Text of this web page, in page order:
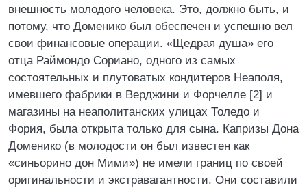
внешность молодого человека. Это, должно быть, и
потому, что Доменико был обеспечен и успешно вел
свои финансовые операции. «Щедрая душа» его
отца Раймондо Сориано, одного из самых
состоятельных и плутоватых кондитеров Неаполя,
имевшего фабрики в Верджини и Форчелле [2] и
магазины на неаполитанских улицах Толедо и
Фория, была открыта только для сына. Капризы Дона
Доменико (в молодости он был известен как
«синьорино дон Мими») не имели границ по своей
оригинальности и экстравагантности. Они составили